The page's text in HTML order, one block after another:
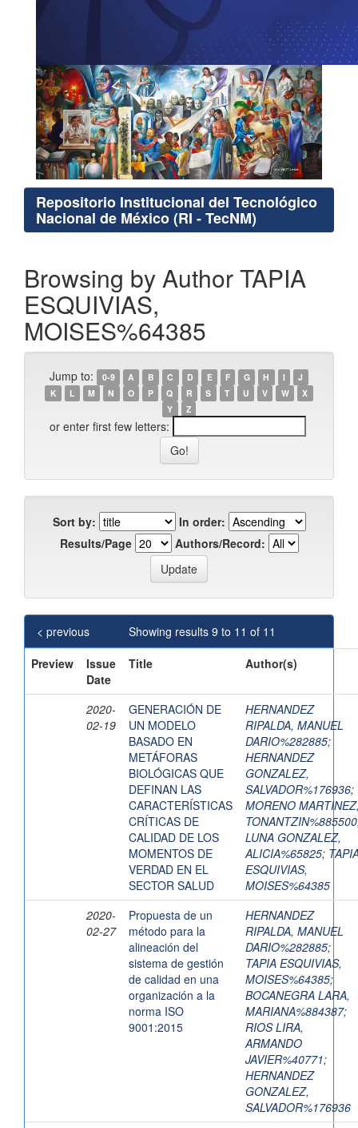
Repositorio Institucional del Tecnológico
Nacional de México (RI - TecNM)
Browsing by Author TAPIA
ESQUIVIAS,
MOISES%64385
Jump to: 0-9 A B C D E F G H I
J
K
L M N O P Q R S T U V W
X
Y
Z
or enter first few letters:
Sort by:
In order:
Results/Page
Authors/Record:
Showing results 9 to 11 of 11
< previous
Preview
Issue
Date
Title Author(s)
2020-
02-19
GENERACIÓN DE
UN MODELO
BASADO EN
METÁFORAS
BIOLÓGICAS QUE
DEFINAN LAS
CARACTERÍSTICAS
CRÍTICAS DE
CALIDAD DE LOS
MOMENTOS DE
VERDAD EN EL
SECTOR SALUD
HERNANDEZ
RIPALDA, MANUEL
DARIO%282885;
HERNANDEZ
GONZALEZ,
SALVADOR%176936;
MORENO
TONANTZIN%885500
LUNA GONZALEZ,
ALICIA%65825;
ESQUIVIAS,
MOISES%64385
2020-
02-27
Propuesta de un
método para la
alineación del
sistema de gestión
de calidad en una
organización a la
norma ISO
9001:2015
HERNANDEZ
RIPALDA, MANUEL
DARIO%282885;
TAPIA ESQUIVIAS,
MOISES%64385;
BOCANEGRA LARA,
MARIANA%884387;
RIOS LIRA,
ARMANDO
JAVIER%40771;
HERNANDEZ
GONZALEZ,
SALVADOR%176936